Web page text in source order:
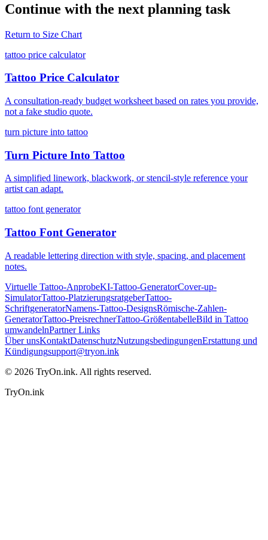
Continue with the next planning task
Return to Size Chart
tattoo price calculator
Tattoo Price Calculator
A consultation-ready budget worksheet based on rates you provide,
not a fake studio quote.
turn picture into tattoo
Turn Picture Into Tattoo
A simplified linework, blackwork, or stencil-style reference your
artist can adapt.
tattoo font generator
Tattoo Font Generator
A readable lettering direction with style, spacing, and placement
notes.
Virtuelle Tattoo-AnprobeKI-Tattoo-GeneratorCover-up-
SimulatorTattoo-PlatzierungsratgeberTattoo-
SchriftgeneratorNamens-Tattoo-DesignsRömische-Zahlen-
GeneratorTattoo-PreisrechnerTattoo-GrößentabelleBild in Tattoo
umwandelnPartner Links
Über unsKontaktDatenschutzNutzungsbedingungenErstattung und
Kündigungsupport@tryon.ink
© 2026 TryOn.ink. All rights reserved.
TryOn.ink